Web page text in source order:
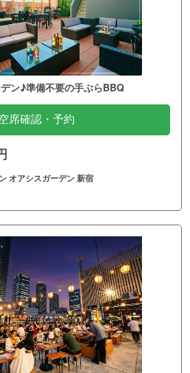
ン♪準備不要の手ぶらBBQ
席確認・予約
オアシスガーデン 新宿